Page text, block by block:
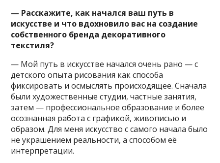
— Расскажите, как начался ваш путь в
искусстве и что вдохновило вас на создание
собственного бренда декоративного
текстиля?
— Мой путь в искусстве начался очень рано — с
детского опыта рисования как способа
фиксировать и осмыслять происходящее. Сначала
были художественные студии, частные занятия,
затем — профессиональное образование и более
осознанная работа с графикой, живописью и
образом. Для меня искусство с самого начала было
не украшением реальности, а способом её
интерпретации.